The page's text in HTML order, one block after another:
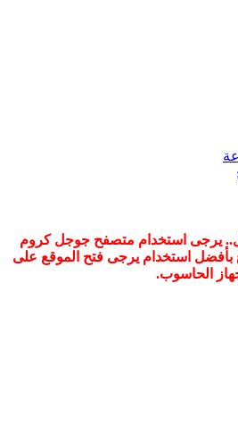
يرجى استخدام متصفح جوجل كروم
بأفضل استخدام يرجى فتح الموقع على
الحاسوب.